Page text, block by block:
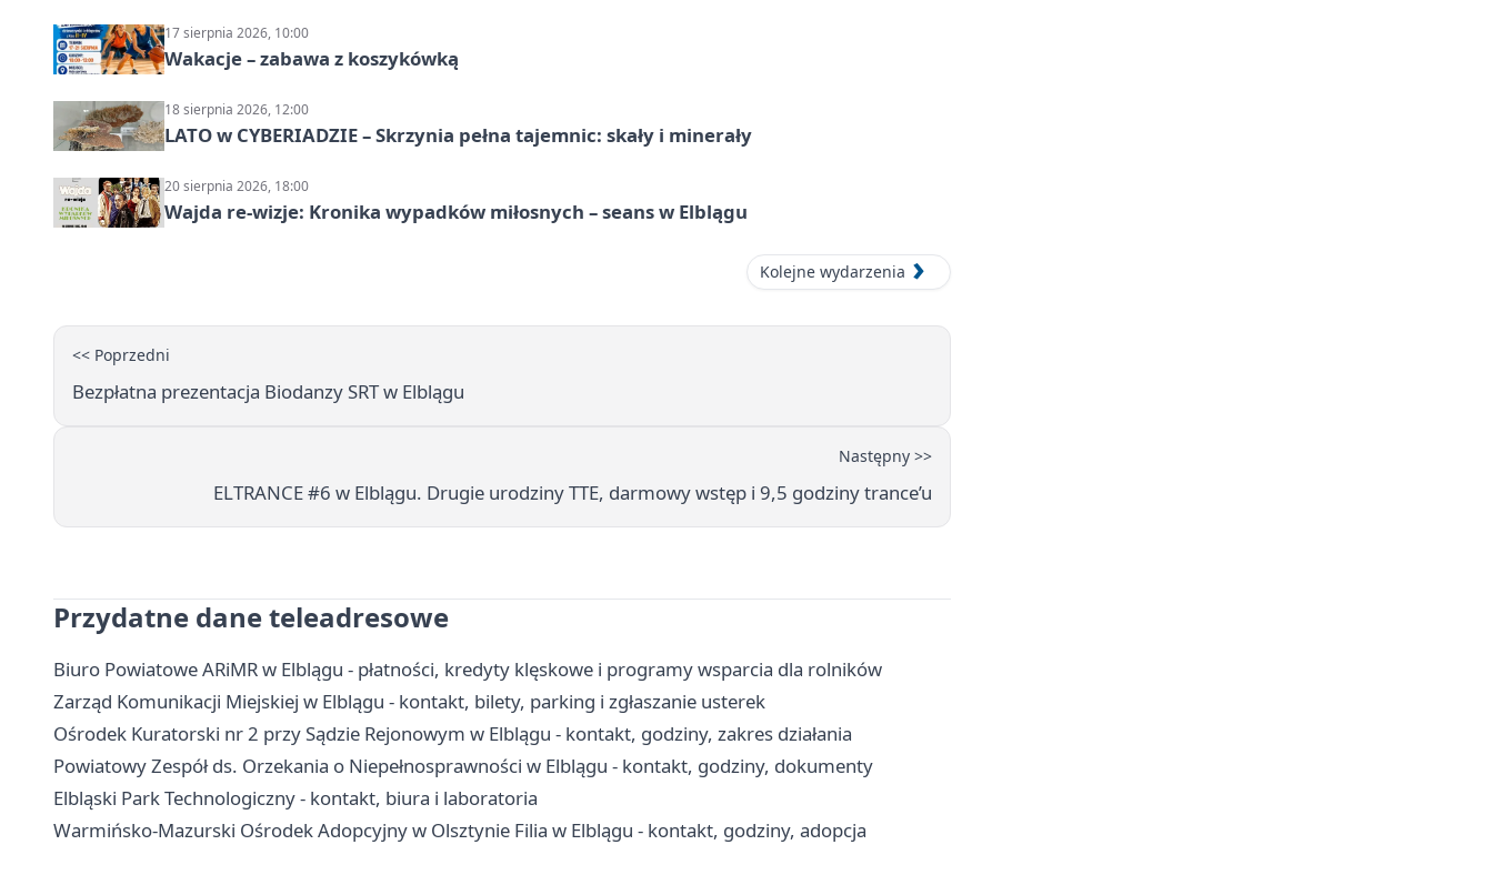
17 sierpnia 2026, 10:00
Wakacje – zabawa z koszykówką
18 sierpnia 2026, 12:00
LATO w CYBERIADZIE – Skrzynia pełna tajemnic: skały i minerały
20 sierpnia 2026, 18:00
Wajda re-wizje: Kronika wypadków miłosnych – seans w Elblągu
Kolejne wydarzenia
<< Poprzedni
Bezpłatna prezentacja Biodanzy SRT w Elblągu
Następny >>
ELTRANCE #6 w Elblągu. Drugie urodziny TTE, darmowy wstęp i 9,5 godziny trance’u
Przydatne dane teleadresowe
Biuro Powiatowe ARiMR w Elblągu - płatności, kredyty klęskowe i programy wsparcia dla rolników
Zarząd Komunikacji Miejskiej w Elblągu - kontakt, bilety, parking i zgłaszanie usterek
Ośrodek Kuratorski nr 2 przy Sądzie Rejonowym w Elblągu - kontakt, godziny, zakres działania
Powiatowy Zespół ds. Orzekania o Niepełnosprawności w Elblągu - kontakt, godziny, dokumenty
Elbląski Park Technologiczny - kontakt, biura i laboratoria
Warmińsko-Mazurski Ośrodek Adopcyjny w Olsztynie Filia w Elblągu - kontakt, godziny, adopcja